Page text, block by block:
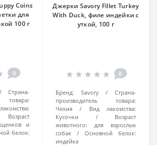
Coins
для
100 г
0
Страна-
товара:
Возраст
и
белок:
Джерки Savory Fillet Turkey
With Duck, филе индейки с
уткой, 100 г
0
Бренд: Savory
Страна-
производитель товара:
Чехия
Вид лакомства:
Кусочки
Возраст
животного:
для взрослых
собак
Основной белок:
индейка